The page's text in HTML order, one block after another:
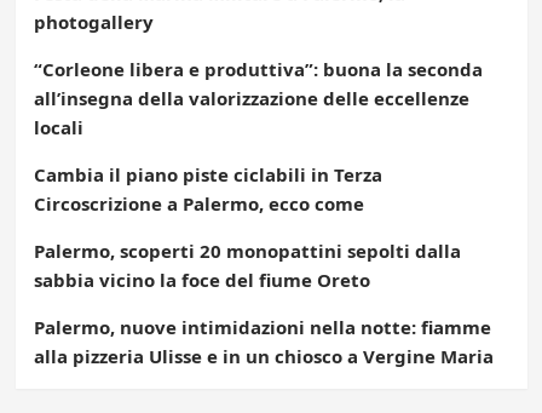
photogallery
“Corleone libera e produttiva”: buona la seconda
all’insegna della valorizzazione delle eccellenze
locali
Cambia il piano piste ciclabili in Terza
Circoscrizione a Palermo, ecco come
Palermo, scoperti 20 monopattini sepolti dalla
sabbia vicino la foce del fiume Oreto
Palermo, nuove intimidazioni nella notte: fiamme
alla pizzeria Ulisse e in un chiosco a Vergine Maria